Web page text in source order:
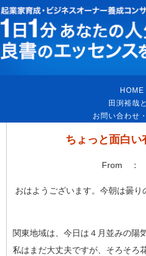
HOME
田渕裕哉
お問い合わせ
ちょっと面白い
From ：
おはようございます。今朝は曇り
関東地域は、今日は４月並みの陽
私はまだ大丈夫ですが、そろそろ